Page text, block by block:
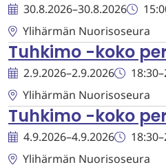
30.8.2026–30.8.2026
Ylihärmän Nuorisoseura
Tuhkimo -koko
2.9.2026–2.9.2026 18:30–
Ylihärmän Nuorisoseura
Tuhkimo -koko
4.9.2026–4.9.2026 18:30–
Ylihärmän Nuorisoseura